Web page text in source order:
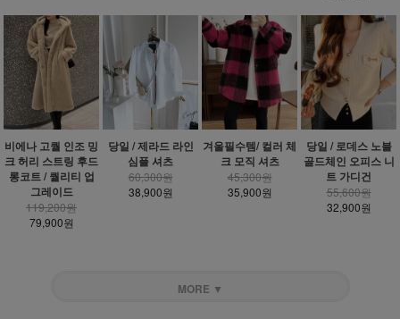
비에나 고퀄 인조 밍
크 허리 스트링 후드
롱코트 / 퀄리티 업
그레이드
119,200원
79,900원
당일 / 제라드 라인
심플 셔츠
60,300원
38,900원
겨울필수템/ 컬러 체
크 모직 셔츠
45,300원
35,900원
당일 / 로데스 노블
골드체인 오피스 니
트 가디건
55,600원
32,900원
MORE ▼